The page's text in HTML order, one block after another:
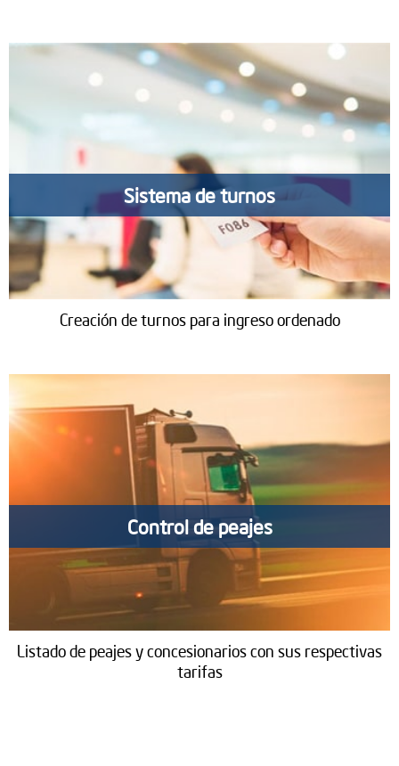
Sistema de turnos
Creación de turnos para ingreso ordenado
Control de peajes
Listado de peajes y concesionarios con sus respectivas
tarifas